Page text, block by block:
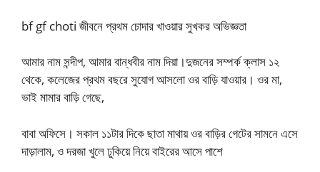
bf gf choti জীবনে প্রথম চোদার খাওয়ার সুখকর অভিজ্ঞতা
আমার নাম সন্দীপ, আমার বান্ধবীর নাম দিয়া।দুজনের সম্পর্ক ক্লাস ১২
থেকে, কলেজের প্রথম বছরে সুযোগ আসলো ওর বাড়ি যাওয়ার। ওর মা,
ভাই মামার বাড়ি গেছে,
বাবা অফিসে। সকাল ১১টার দিকে ছাতা মাথায় ওর বাড়ির গেটের সামনে এসে
দাড়ালাম, ও দরজা খুলে ঢুকিয়ে নিয়ে বাইরের আসে পাশে